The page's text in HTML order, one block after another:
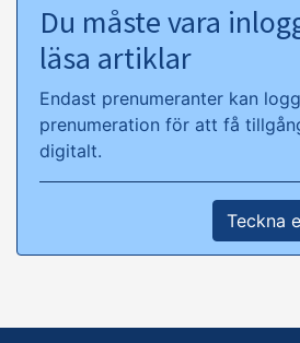
Du måste vara
läsa artiklar
Endast prenumeranter kan
prenumeration för att få
digitalt.
Teckna